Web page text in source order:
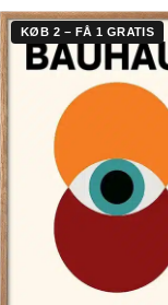
KØB 2 – FÅ 1 GRATIS